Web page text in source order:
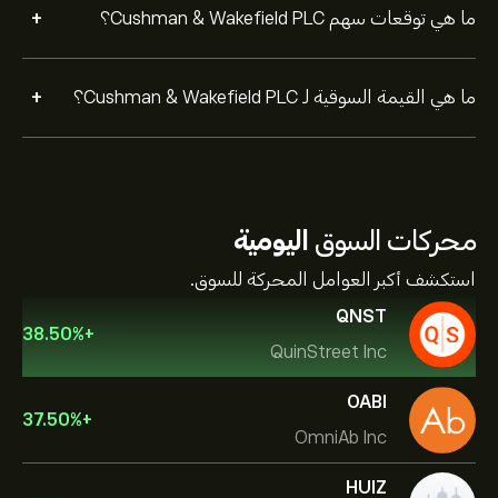
ما هي توقعات سهم Cushman & Wakefield PLC؟ +
ما هي القيمة السوقية لـ Cushman & Wakefield PLC؟ +
محركات السوق اليومية
استكشف أكبر العوامل المحركة للسوق.
QNST
QuinStreet Inc
+
38.50%
OABI
OmniAb Inc
+
37.50%
HUIZ